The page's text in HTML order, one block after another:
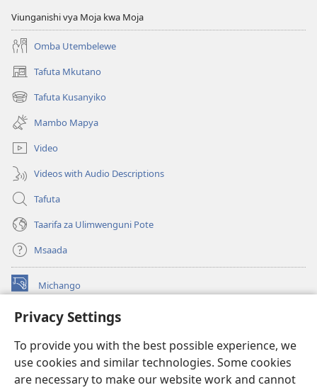
Privacy Settings
To provide you with the best possible experience, we
use cookies and similar technologies. Some cookies
are necessary to make our website work and cannot
Viunganishi vya Moja kwa Moja
Omba Utembelewe
Tafuta Mkutano
(opens
new
window)
Tafuta Kusanyiko
(opens
new
window)
Mambo Mapya
Video
Videos with Audio Descriptions
Tafuta
Taarifa za Ulimwenguni Pote
Msaada
Michango
(opens
window)Watchtower MAKTABA KWENYE MTANDAO™
new
window)JW Hub ®
(opens
new
®